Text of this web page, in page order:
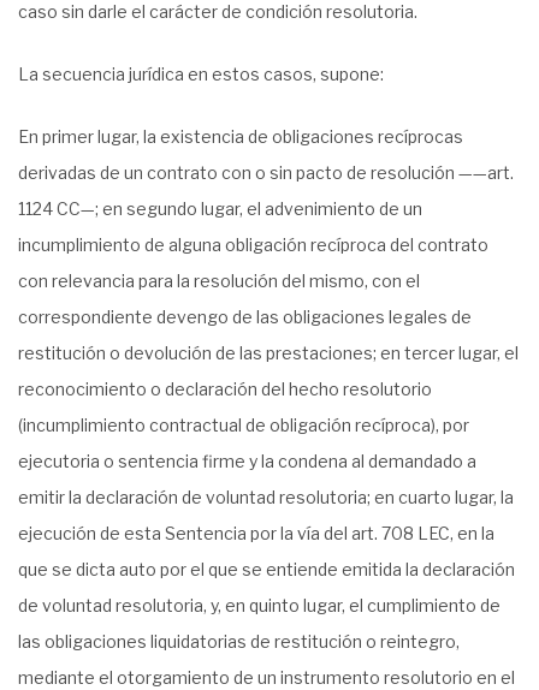
caso sin darle el carácter de condición resolutoria.
La secuencia jurídica en estos casos, supone:
En primer lugar, la existencia de obligaciones recíprocas
derivadas de un contrato con o sin pacto de resolución ——art.
1124 CC—; en segundo lugar, el advenimiento de un
incumplimiento de alguna obligación recíproca del contrato
con relevancia para la resolución del mismo, con el
correspondiente devengo de las obligaciones legales de
restitución o devolución de las prestaciones; en tercer lugar, el
reconocimiento o declaración del hecho resolutorio
(incumplimiento contractual de obligación recíproca), por
ejecutoria o sentencia firme y la condena al demandado a
emitir la declaración de voluntad resolutoria; en cuarto lugar, la
ejecución de esta Sentencia por la vía del art. 708 LEC, en la
que se dicta auto por el que se entiende emitida la declaración
de voluntad resolutoria, y, en quinto lugar, el cumplimiento de
las obligaciones liquidatorias de restitución o reintegro,
mediante el otorgamiento de un instrumento resolutorio en el